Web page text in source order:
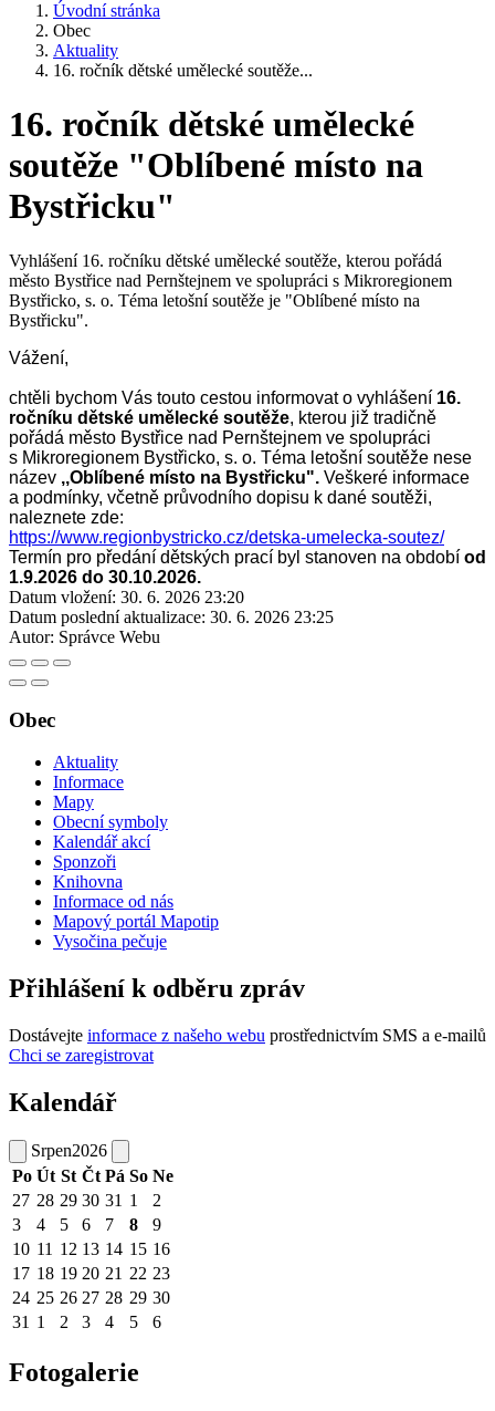
Úvodní stránka
Obec
Aktuality
16. ročník dětské umělecké soutěže...
16. ročník dětské umělecké
soutěže "Oblíbené místo na
Bystřicku"
Vyhlášení 16. ročníku dětské umělecké soutěže, kterou pořádá
město Bystřice nad Pernštejnem ve spolupráci s Mikroregionem
Bystřicko, s. o. Téma letošní soutěže je "Oblíbené místo na
Bystřicku".
Vážení,
chtěli bychom Vás touto cestou informovat o vyhlášení 16.
ročníku dětské umělecké soutěže, kterou již tradičně
pořádá město Bystřice nad Pernštejnem ve spolupráci
s Mikroregionem Bystřicko, s. o. Téma letošní soutěže nese
název ,,Oblíbené místo na Bystřicku". Veškeré informace
a podmínky, včetně průvodního dopisu k dané soutěži,
naleznete zde:
https://www.regionbystricko.cz/detska-umelecka-soutez/
Termín pro předání dětských prací byl stanoven na období od
1.9.2026 do 30.10.2026.
Datum vložení: 30. 6. 2026 23:20
Datum poslední aktualizace: 30. 6. 2026 23:25
Autor: Správce Webu
Obec
Aktuality
Informace
Mapy
Obecní symboly
Kalendář akcí
Sponzoři
Knihovna
Informace od nás
Mapový portál Mapotip
Vysočina pečuje
Přihlášení k odběru zpráv
Dostávejte informace z našeho webu prostřednictvím SMS a e-mailů
Chci se zaregistrovat
Kalendář
Srpen2026
Po Út St Čt Pá So Ne
27 28 29 30 31 1
2
3
4 5 6 7 8
9
10 11 12 13 14 15 16
17 18 19 20 21 22 23
24 25 26 27 28 29 30
31 1 2 3 4 5 6
Fotogalerie